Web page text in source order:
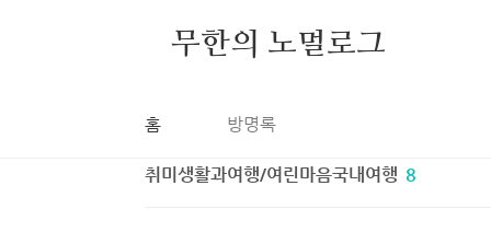
무한의 노멀로그
홈 방명록
취미생활과여행/여린마음국내여행 8